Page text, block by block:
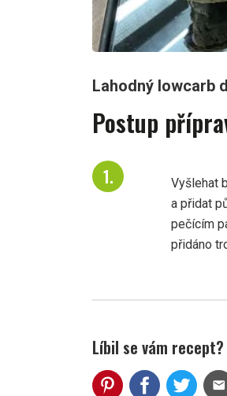
Lahodný lowcarb
Postup
Vyšlehat
a přidat
pečícím
přidáno
Líbil se vám
mail